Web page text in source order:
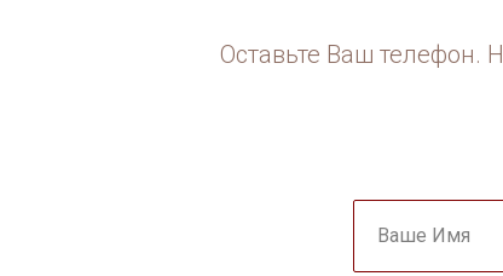
Оставьте Ваш телефон.
Ваше Имя